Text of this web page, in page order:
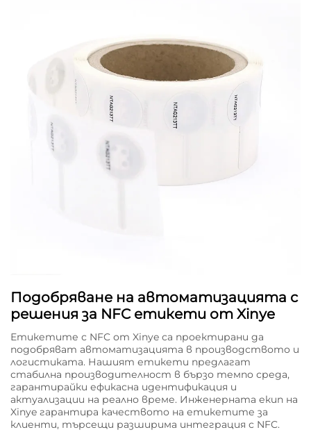
Подобряване на автоматизацията с
решения за NFC етикети от Xinye
Етикетите с NFC от Xinye са проектирани да
подобряват автоматизацията в производството и
логистиката. Нашият етикети предлагат
стабилна производителност в бързо темпо среда,
гарантирайки ефикасна идентификация и
актуализации на реално време. Инженерната екип на
Xinye гарантира качеството на етикетите за
клиенти, търсещи разширима интеграция с NFC.